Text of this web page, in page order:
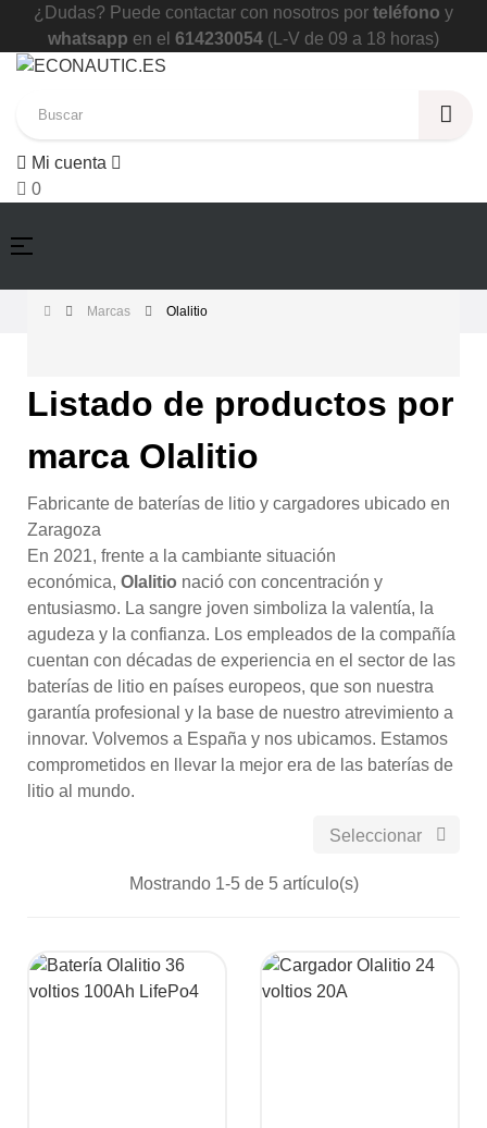
¿Dudas? Puede contactar con nosotros por teléfono y
whatsapp en el 614230054 (L-V de 09 a 18 horas)
Mi cuenta
0
Navegación
palanca
☰
Marcas Olalitio
Listado de productos por
marca Olalitio
Fabricante de baterías de litio y cargadores ubicado en
Zaragoza
En 2021, frente a la cambiante situación
económica, Olalitio nació con concentración y
entusiasmo. La sangre joven simboliza la valentía, la
agudeza y la confianza. Los empleados de la compañía
cuentan con décadas de experiencia en el sector de las
baterías de litio en países europeos, que son nuestra
garantía profesional y la base de nuestro atrevimiento a
innovar. Volvemos a España y nos ubicamos. Estamos
comprometidos en llevar la mejor era de las baterías de
litio al mundo.
Seleccionar 
Mostrando 1-5 de 5 artículo(s)